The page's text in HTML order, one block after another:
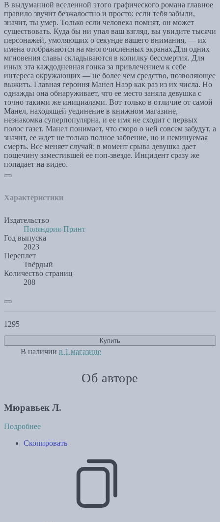
В выдуманной вселенной этого графического романа главное
правило звучит безжалостно и просто: если тебя забыли,
значит, ты умер. Только если человека помнят, он может
существовать. Куда бы ни упал ваш взгляд, вы увидите тысячи
персонажей, умоляющих о секунде вашего внимания, — их
имена отображаются на многочисленных экранах.Для одних
мгновения славы складываются в копилку бессмертия. Для
иных эта каждодневная гонка за привлечением к себе
интереса окружающих — не более чем средство, позволяющее
выжить. Главная героиня Манел Наэр как раз из их числа. Но
однажды она обнаруживает, что ее место заняла девушка с
точно такими же инициалами. Вот только в отличие от самой
Манел, находящей уединение в книжном магазине,
незнакомка суперпопулярна, и ее имя не сходит с первых
полос газет. Манел понимает, что скоро о ней совсем забудут, а
значит, ее ждет не только полное забвение, но и неминуемая
смерть. Все меняет случай: в момент срыва девушка дает
пощечину заместившей ее поп-звезде. Инцидент сразу же
попадает на видео.
Характеристики
Издательство
Поляндрия-Принт
Год выпуска
2023
Переплет
Твёрдый
Количество страниц
208
1295
Купить
В наличии в 1 магазине
Об авторе
Мюравьек Л.
Подробнее
Скопировать